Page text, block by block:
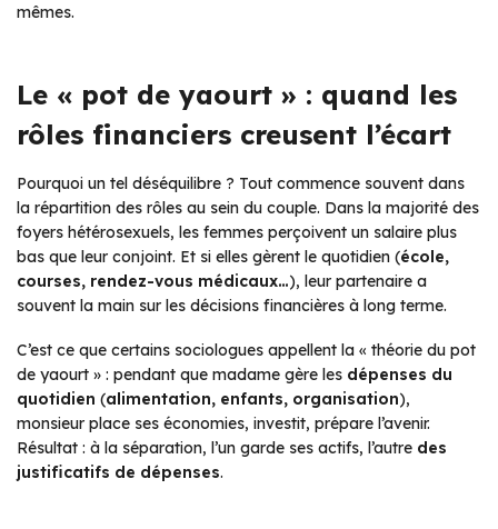
mêmes.
Le « pot de yaourt » : quand les
rôles financiers creusent l’écart
Pourquoi un tel déséquilibre ? Tout commence souvent dans
la répartition des rôles au sein du couple. Dans la majorité des
foyers hétérosexuels, les femmes perçoivent un salaire plus
bas que leur conjoint. Et si elles gèrent le quotidien (école,
courses, rendez-vous médicaux…), leur partenaire a
souvent la main sur les décisions financières à long terme.
C’est ce que certains sociologues appellent la « théorie du pot
de yaourt » : pendant que madame gère les dépenses du
quotidien (alimentation, enfants, organisation),
monsieur place ses économies, investit, prépare l’avenir.
Résultat : à la séparation, l’un garde ses actifs, l’autre des
justificatifs de dépenses.